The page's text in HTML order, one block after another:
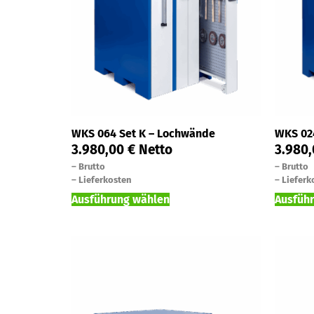
WKS 064 Set K – Lochwände
3.980,00 € Netto
– Brutto
– Lieferkosten
Ausführung wählen
WKS
– Brutto
–